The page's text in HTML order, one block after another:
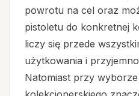
powrotu na cel oraz
pistoletu do konkretnej
liczy się przede
użytkowania i
Natomiast przy